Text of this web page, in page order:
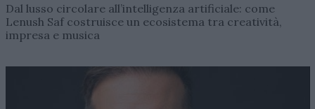
Dal lusso circolare all’intelligenza artificiale: come
Lenush Saf costruisce un ecosistema tra creatività,
impresa e musica